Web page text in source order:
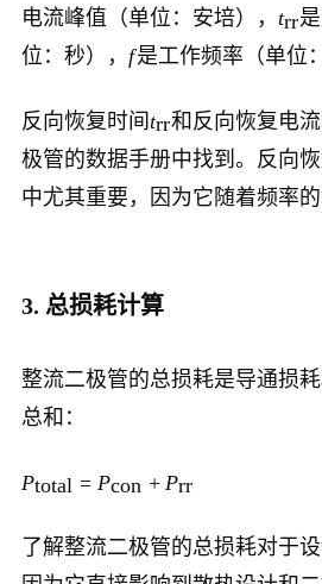
电流峰值（单位：安培）， trr
位：秒）， f是工作频率（单位
反向恢复时间trr和反向恢复电
极管的数据手册中找到。反向
中尤其重要，因为它随着频率的
3. 总损耗计算
整流二极管的总损耗是导通损
总和：
Ptotal = Pcon + Prr
了解整流二极管的总损耗对于设